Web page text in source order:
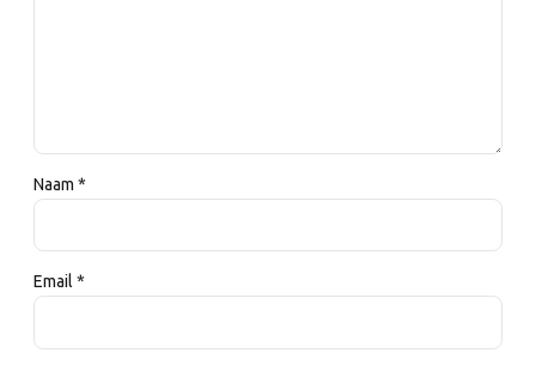
Naam *
Email *